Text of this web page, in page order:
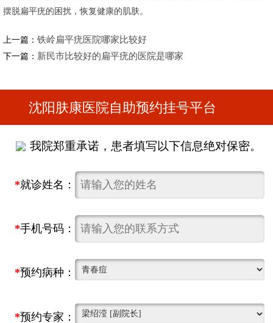
摆脱扁平疣的困扰，恢复健康的肌肤。
上一篇：铁岭扁平疣医院哪家比较好
下一篇： 新民市比较好的扁平疣的医院是哪家
沈阳肤康医院自助预约挂号平台
我院郑重承诺，患者填写以下信息绝对保密。
*就诊姓名：
*手机号码：
*预约病种：
*预约专家：